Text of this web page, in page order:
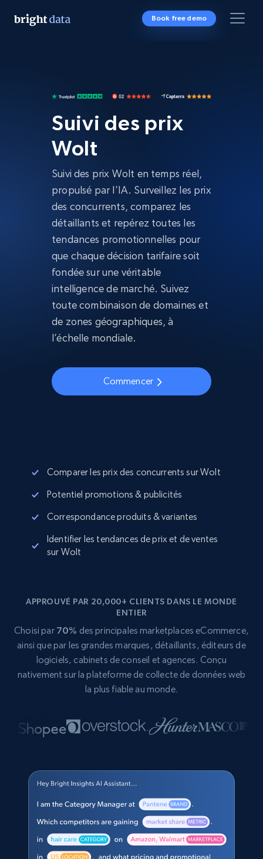
Book free demo
Suivi des prix
Wolt
Suivi des prix Wolt en temps réel,
propulsé par l’IA. Surveillez les prix
des concurrents, comparez les
détaillants et repérez toutes les
tendances promotionnelles pour
que chaque décision tarifaire soit
fondée sur une véritable
intelligence de marché. Suivez
toute combinaison de domaines et
de zones géographiques, à
l’échelle mondiale.
Commencer
Comparer les prix des concurrents sur Wolt
Potentiel promotions & publicités
Correspondance produits & variantes
Identifier les tendances de prix et de ventes
sur Wolt
APPROUVÉ PAR 20,000+ CLIENTS DANS LE MONDE
ENTIER
Choisi par 70% des principales marketplaces eCommerce,
ainsi que par les grandes marques, détaillants, éditeurs de
logiciels, cabinets de conseil et agences. Conçu
nativement sur la plateforme de collecte de données web
la plus fiable au monde.